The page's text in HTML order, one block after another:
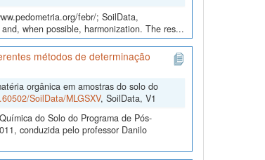
febr/; SoilData,
when possible, harmonization. The res...
métodos de determinação
orgânica em amostras do solo do
SoilData/MLGSXV, SoilData, V1
do Solo do Programa de Pós-
conduzida pelo professor Danilo